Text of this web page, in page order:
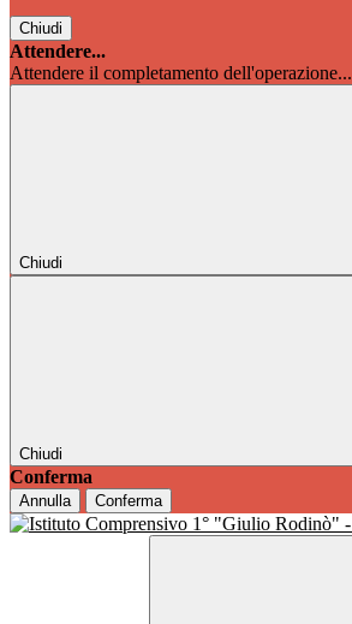
Chiudi
Attendere...
Attendere il completamento dell'operazione...
Chiudi
Chiudi
Conferma
Annulla Conferma